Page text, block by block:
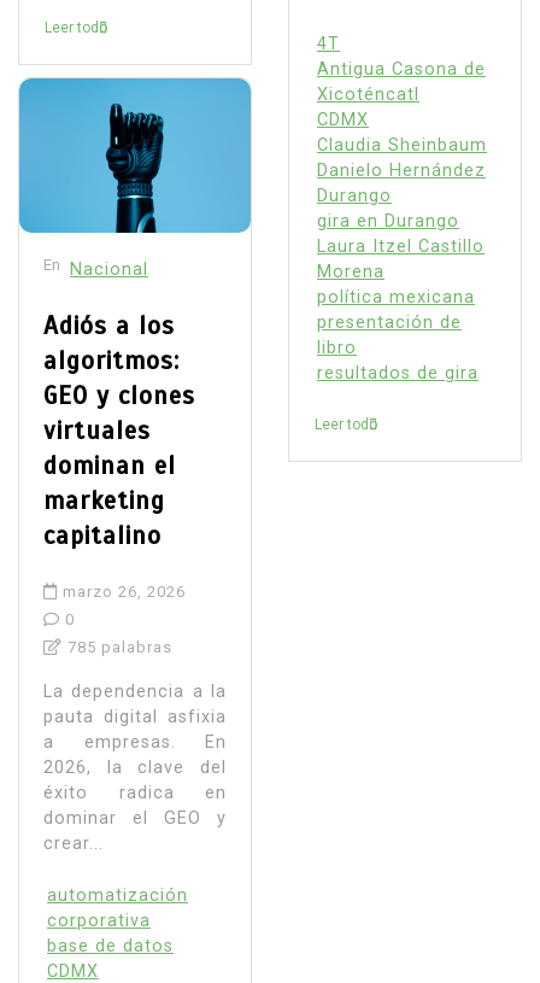
Leer todo
En Nacional
Adiós a los
algoritmos:
GEO y clones
virtuales
dominan el
marketing
capitalino
marzo 26, 2026
0
785 palabras
La dependencia a la
pauta digital asfixia
a empresas. En
2026, la clave del
éxito radica en
dominar el GEO y
crear...
automatización
corporativa
base de datos
CDMX
4T
Antigua Casona de
Xicoténcatl
CDMX
Claudia Sheinbaum
Danielo Hernández
Durango
gira en Durango
Laura Itzel Castillo
Morena
política mexicana
presentación de
libro
resultados de gira
Leer todo